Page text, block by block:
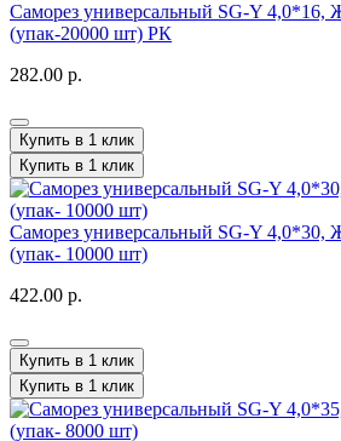
Саморез универсальный SG-Y
(упак-20000 шт) РК
282.00 р.
Купить в 1 клик
Купить в 1 клик
Саморез универсальный SG-Y
(упак- 10000 шт)
422.00 р.
Купить в 1 клик
Купить в 1 клик